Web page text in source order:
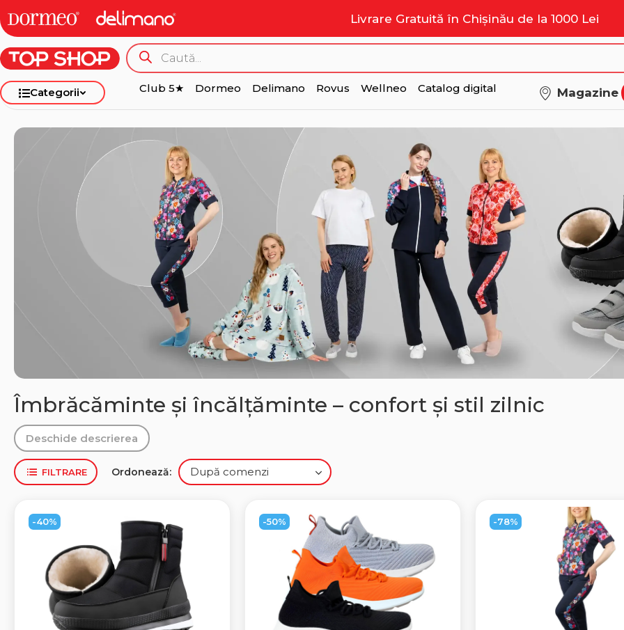
Livrare Gratuită în Chișinău de la 1000 Lei
Categorii Club 5★ Dormeo Delimano Rovus Wellneo Catalog digital Magazine
Îmbrăcăminte și încălțăminte – confort și stil zilnic
Deschide descrierea
FILTRARE Ordonează:
-40% -50% -78%